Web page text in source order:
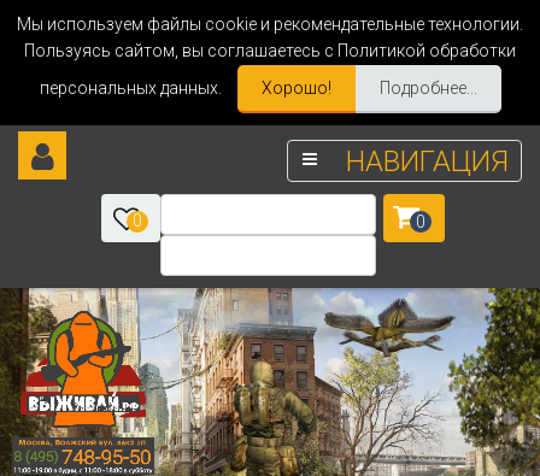
Мы используем файлы cookie и рекомендательные технологии.
Пользуясь сайтом, вы соглашаетесь с Политикой обработки
персональных данных.
Хорошо! Подробнее...
НАВИГАЦИЯ
0 0